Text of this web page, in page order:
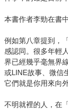
本書作者李勁在書
例如第八章提到，
感認同。很多年輕
界已經幾乎毫無界
或LINE故事、微信
它們就是你用來向
不明就裡的人，在